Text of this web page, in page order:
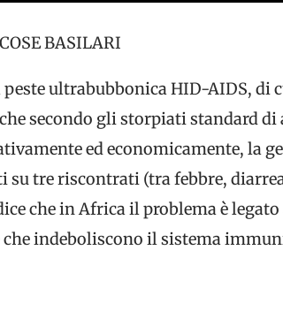
BASILARI
ultrabubbonica HID-AIDS, di
secondo gli storpiati standard
ed economicamente, la
su tre riscontrati (tra febbre,
che in Africa il problema è
indeboliscono il sistema